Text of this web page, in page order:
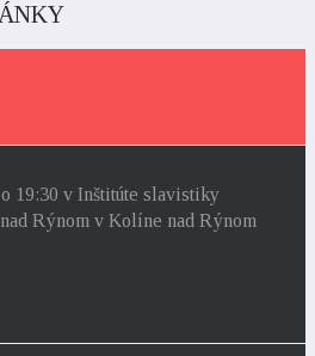
19:30 v Inštitúte slavistiky
Rýnom v Kolíne nad Rýnom